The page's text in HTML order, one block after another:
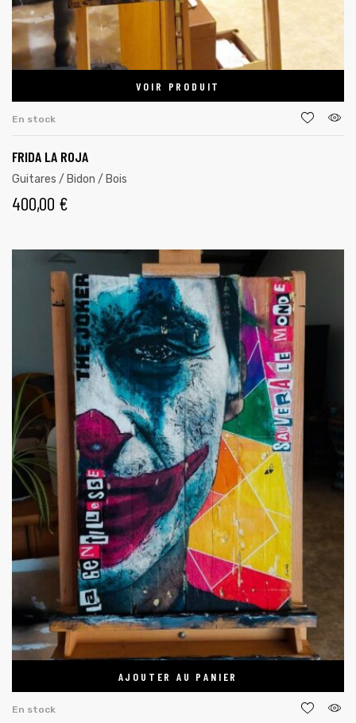
VOIR PRODUIT
En stock
FRIDA LA ROJA
Guitares / Bidon / Bois
400,00 €
AJOUTER AU PANIER
En stock